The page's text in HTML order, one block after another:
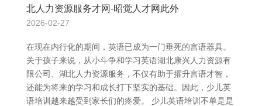
北人力资源服务才网-昭觉人才网此外
2026-02-27
在现在内行化的期间，英语已成为一门垂死的言语器具。
关于孩子来说，从小斗争和学习英语湖北康兴人力资源有
限公司、湖北人力资源服务，不仅有助于擢升言语才智，
还能为将来的学习和成长打下坚实的基础。因此，少儿英
语培训越来越受到家长们的疼爱。 少儿英语培训不单是是